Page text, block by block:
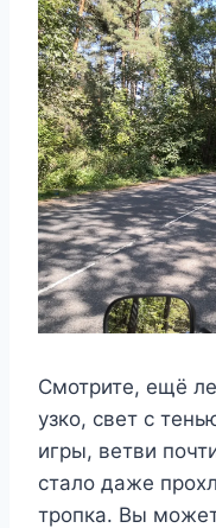
Смотрите, ещё
узко, свет с
игры, ветви
стало даже
тропка. Вы